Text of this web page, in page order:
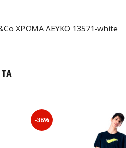
ΧΡΩΜΑ ΛΕΥΚΟ 13571-white
-38%